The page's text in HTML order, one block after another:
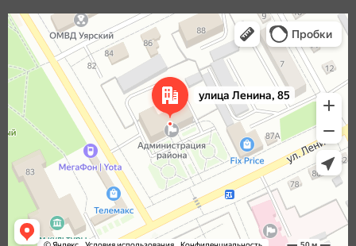
Уяр
Улица Ленина, 85 — Яндекс Карты